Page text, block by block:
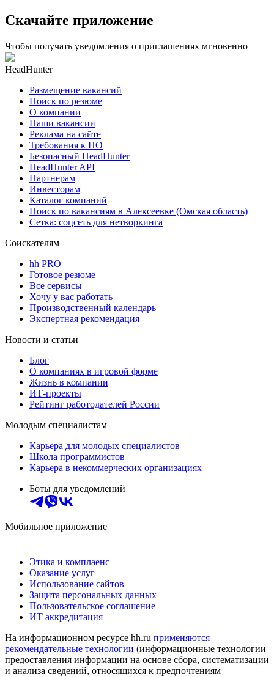
Скачайте приложение
Чтобы получать уведомления о приглашениях мгновенно
HeadHunter
Размещение вакансий
Поиск по резюме
О компании
Наши вакансии
Реклама на сайте
Требования к ПО
Безопасный HeadHunter
HeadHunter API
Партнерам
Инвесторам
Каталог компаний
Поиск по вакансиям в Алексеевке (Омская область)
Сетка: соцсеть для нетворкинга
Соискателям
hh PRO
Готовое резюме
Все сервисы
Хочу у вас работать
Производственный календарь
Экспертная рекомендация
Новости и статьи
Блог
О компаниях в игровой форме
Жизнь в компании
ИТ-проекты
Рейтинг работодателей России
Молодым специалистам
Карьера для молодых специалистов
Школа программистов
Карьера в некоммерческих организациях
Боты для уведомлений
Мобильное приложение
Этика и комплаенс
Оказание услуг
Использование сайтов
Защита персональных данных
Пользовательское соглашение
ИТ аккредитация
На информационном ресурсе hh.ru применяются
рекомендательные технологии (информационные технологии
предоставления информации на основе сбора, систематизации
и анализа сведений, относящихся к предпочтениям